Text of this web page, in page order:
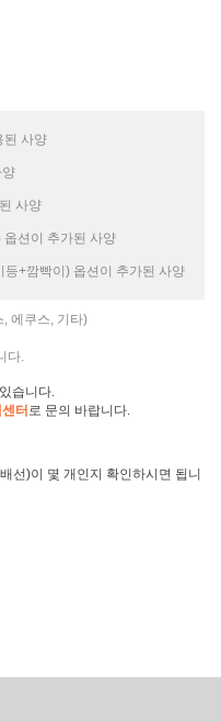
된 사양
사양
션이 추가된 사양
+깜빡이) 옵션이 추가된 사양
에쿠스, 기타)
다.
습니다.
터 로 문의 바랍니다.
선)이 몇 개인지 확인하시면 됩니